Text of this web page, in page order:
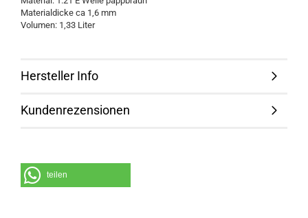
Materialdicke ca 1,6 mm
Volumen: 1,33 Liter
Hersteller Info
Kundenrezensionen
teilen